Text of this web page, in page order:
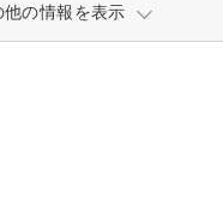
他の情報を表示